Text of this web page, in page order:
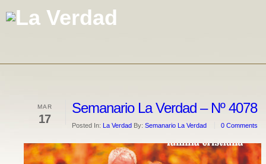
MAR
17
Semanario La Verdad – Nº 4078
Posted In: La Verdad By: Semanario La Verdad 0 Comments